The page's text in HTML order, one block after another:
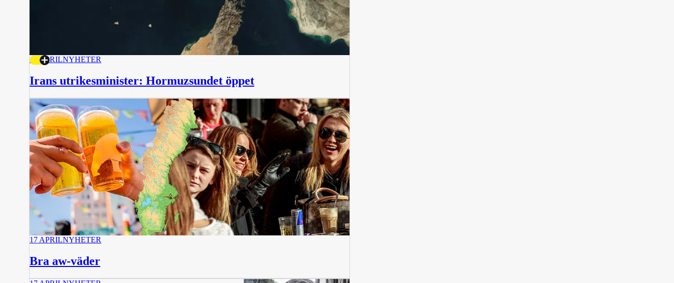
17 APRILNYHETER
Irans utrikesminister: Hormuzsundet öppet
17 APRILNYHETER
Bra aw-väder